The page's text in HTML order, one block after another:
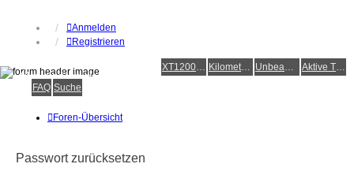
Anmelden
Registrieren
XT1200Z-Wiki Kilometerstatistik Unbeantwortete Themen Aktive Themen
Alles rund um die Yamaha XT1200Z Super Ténéré
FAQ Suche
Foren-Übersicht
Passwort zurücksetzen